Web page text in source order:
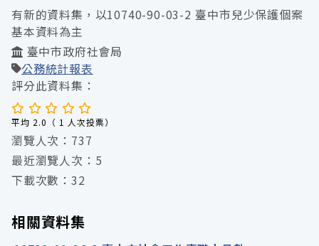
有新的資料集，以10740-90-03-2 臺中市兒少保護個案
基本資料為主
臺中市政府社會局
公務統計報表
評分此資料集：
平均 2.0（ 1 人次投票）
瀏覽人次：737
最近瀏覽人次：5
下載次數：32
相關資料集